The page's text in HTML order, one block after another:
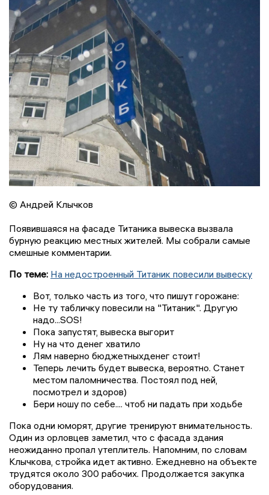
© Андрей Клычков
Появившаяся на фасаде Титаника вывеска вызвала
бурную реакцию местных жителей. Мы собрали самые
смешные комментарии.
По теме: На недостроенный Титаник повесили вывеску
Вот, только часть из того, что пишут горожане:
Не ту табличку повесили на "Титаник". Другую
надо...SOS!
Пока запустят, вывеска выгорит
Ну на что денег хватило
Лям наверно бюджетныхденег стоит!
Теперь лечить будет вывеска, вероятно. Станет
местом паломничества. Постоял под ней,
посмотрел и здоров)
Бери ношу по себе.... чтоб ни падать при ходьбе
Пока одни юморят, другие тренируют внимательность.
Один из орловцев заметил, что с фасада здания
неожиданно пропал утеплитель. Напомним, по словам
Клычкова, стройка идет активно. Ежедневно на объекте
трудятся около 300 рабочих. Продолжается закупка
оборудования.